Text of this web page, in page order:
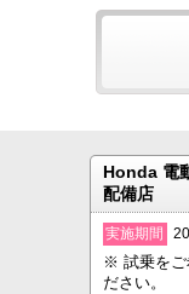
Honda 電
配備店
実施期間
※ 試乗をご
ださい。